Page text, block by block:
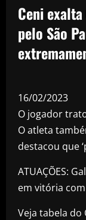
Ceni
pelo São
16/02/2023
O jogador
O atleta
destacou que
ATUAÇÕES:
em vitória
Veja tabela do